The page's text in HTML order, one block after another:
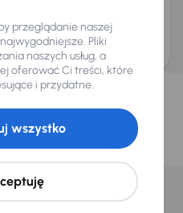
AURES Holdings a.s., z siedzibą
będzie przechowywać i przetwarzać
ochrony i przetwarzaniadanych
dla Ciebie
pojazdyz naszej oferty. Kupimy
każdego dnia.
przeglądanie naszej
Pliki
naszych usług, a
oferować Ci treści, które
i przydatne.
wszystko